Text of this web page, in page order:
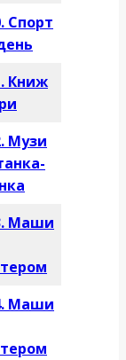
Спорт
Книж
Музи
Маши
Маши